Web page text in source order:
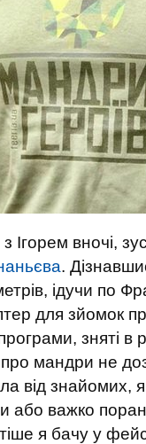
вночі,
.
ідучи по
для зйомок
зняті в
про мандри не
від знайомих,
або важко
я бачу у